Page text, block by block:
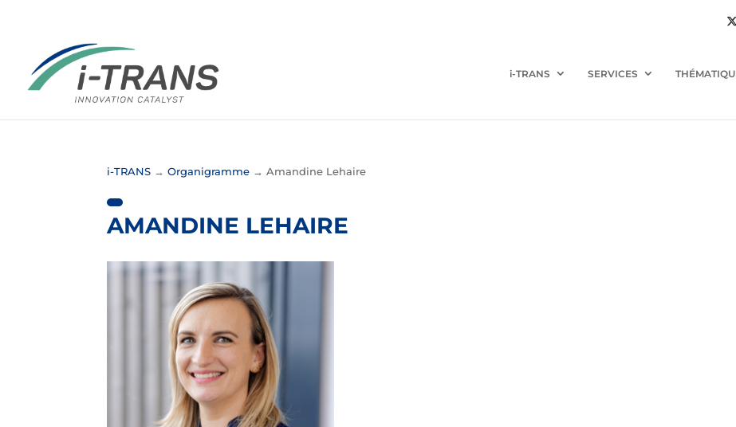
i-TRANS SERVICES
i-TRANS →Organigramme →Amandine Lehaire
AMANDINE LEHAIRE